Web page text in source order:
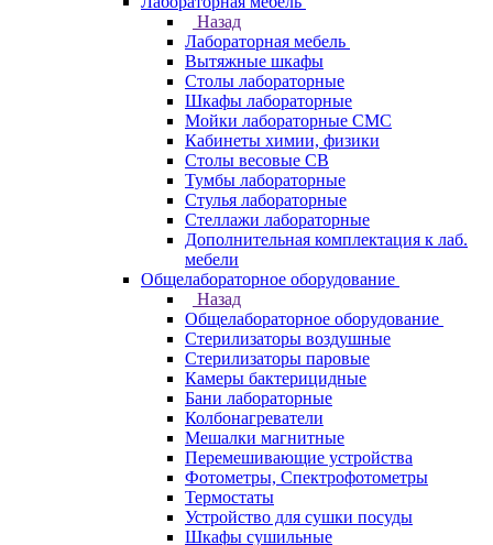
Назад
Лабораторная мебель
Вытяжные шкафы
Столы лабораторные
Шкафы лабораторные
Мойки лабораторные СМС
Кабинеты химии, физики
Столы весовые СВ
Тумбы лабораторные
Стулья лабораторные
Стеллажи лабораторные
Дополнительная комплектация к лаб.
мебели
Общелабораторное оборудование
Назад
Общелабораторное оборудование
Стерилизаторы воздушные
Стерилизаторы паровые
Камеры бактерицидные
Бани лабораторные
Колбонагреватели
Мешалки магнитные
Перемешивающие устройства
Фотометры, Спектрофотометры
Термостаты
Устройство для сушки посуды
Шкафы сушильные